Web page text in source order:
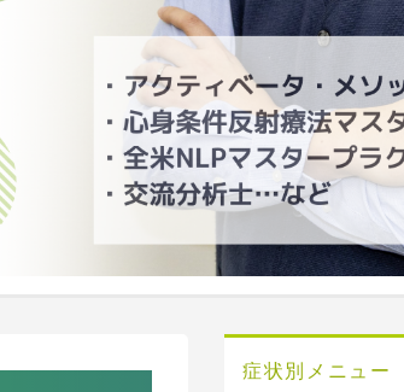
症状別メニュー